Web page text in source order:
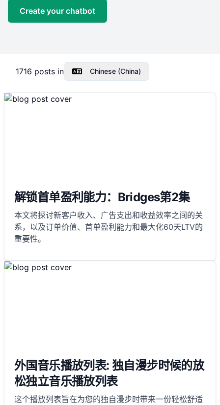
Create your chatbot
1716 posts in Chinese (China)
解锁首单盈利能力：Bridges第2集
本文将探讨新客户收入、广告支出和收益效率之间的关
系，以及订单价值、首单盈利能力和最大化60天LTV的
重要性。
外国音乐播放列表: 独自漫步时候的放
松独立音乐播放列表
这个播放列表旨在为您的独自漫步时带来一份轻松舒适